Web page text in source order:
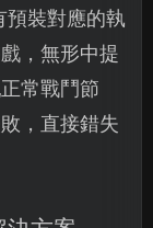
預裝對應的執
，無形中提
常戰鬥節
，直接錯失